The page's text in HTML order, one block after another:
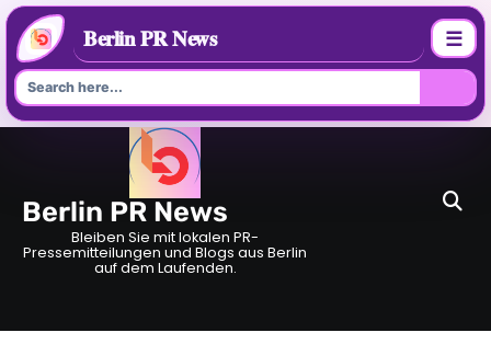
Berlin PR News ☰
Berlin PR News
Bleiben Sie mit lokalen PR-
Pressemitteilungen und Blogs aus Berlin
auf dem Laufenden.